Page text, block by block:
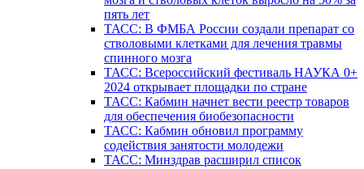
пять лет
ТАСС: В ФМБА России создали препарат со
стволовыми клетками для лечения травмы
спинного мозга
ТАСС: Всероссийский фестиваль НАУКА 0+
2024 открывает площадки по стране
ТАСС: Кабмин начнет вести реестр товаров
для обеспечения биобезопасности
ТАСС: Кабмин обновил программу
содействия занятости молодежи
ТАСС: Минздрав расширил список